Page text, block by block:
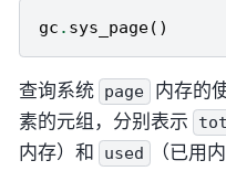
gc . sys_page()
查询系统 page
内存的
素的元组，分别表示
内存）和
used （已用